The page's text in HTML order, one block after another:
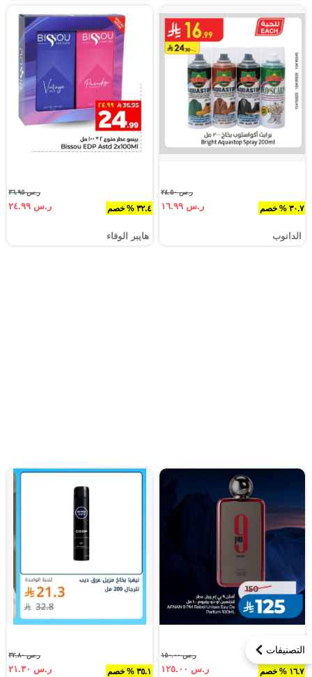
التصنيفات
٣٠.٧ % خصم
ر.س ٢٤.٥٠
ر.س ١٦.٩٩
الدانوب
٣٢.٤ % خصم
ر.س ٣٦.٩٥
ر.س ٢٤.٩٩
هايبر الوفاء
١٦.٧ % خصم
ر.س ١٥٠.٠٠
ر.س ١٢٥.٠٠ ٣٥.١ % خصم
ر.س ٣٢.٨٠
ر.س ٢١.٣٠